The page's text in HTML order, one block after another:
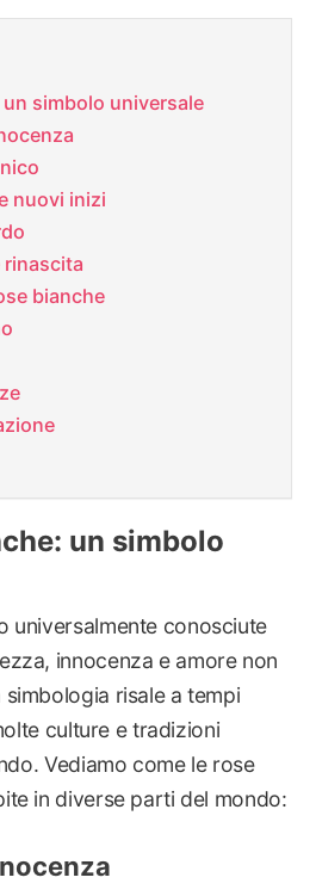
simbolo universale
nuovi inizi
rinascita
bianche
un simbolo
universalmente conosciute
innocenza e amore non
risale a tempi
culture e tradizioni
Vediamo come le rose
in diverse parti del mondo: